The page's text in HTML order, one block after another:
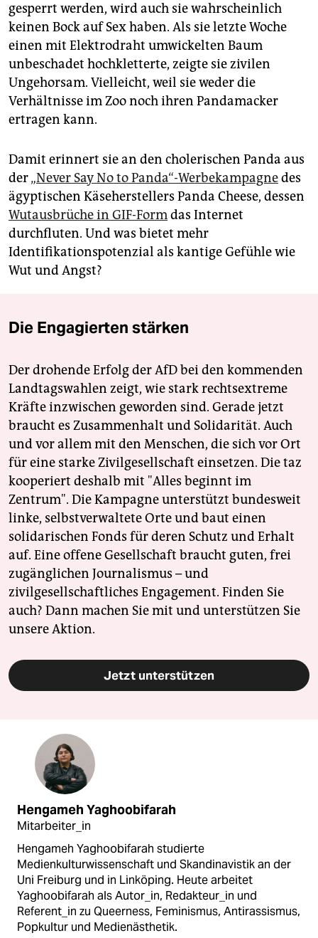
gesperrt werden, wird auch sie wahrscheinlich
keinen Bock auf Sex haben. Als sie letzte Woche
einen mit Elektrodraht umwickelten Baum
unbeschadet hochkletterte, zeigte sie zivilen
Ungehorsam. Vielleicht, weil sie weder die
Verhältnisse im Zoo noch ihren Pandamacker
ertragen kann.
Damit erinnert sie an den cholerischen Panda aus
der„Never Say No to Panda“-Werbekampagnedes
ägyptischen Käseherstellers Panda Cheese, dessen
Wutausbrüche in GIF-Formdas Internet
durchfluten. Und was bietet mehr
Identifikationspotenzial als kantige Gefühle wie
Wut und Angst?
Die Engagierten stärken
Der drohende Erfolg der AfD bei den kommenden
Landtagswahlen zeigt, wie stark rechtsextreme
Kräfte inzwischen geworden sind. Gerade jetzt
braucht es Zusammenhalt und Solidarität. Auch
und vor allem mit den Menschen, die sich vor Ort
für eine starke Zivilgesellschaft einsetzen. Die taz
kooperiert deshalb mit "Alles beginnt im
Zentrum". Die Kampagne unterstützt bundesweit
linke, selbstverwaltete Orte und baut einen
solidarischen Fonds für deren Schutz und Erhalt
auf. Eine offene Gesellschaft braucht guten, frei
zugänglichen Journalismus – und
zivilgesellschaftliches Engagement. Finden Sie
auch? Dann machen Sie mit und unterstützen Sie
unsere Aktion.
Jetzt unterstützen
Hengameh Yaghoobifarah
Mitarbeiter_in
Hengameh Yaghoobifarah studierte
Medienkulturwissenschaft und Skandinavistik an der
Uni Freiburg und in Linköping. Heute arbeitet
Yaghoobifarah als Autor_in, Redakteur_in und
Referent_in zu Queerness, Feminismus, Antirassismus,
Popkultur und Medienästhetik.